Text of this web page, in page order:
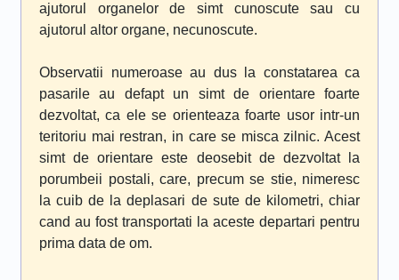
ajutorul organelor de simt cunoscute sau cu
ajutorul altor organe, necunoscute.
Observatii numeroase au dus la constatarea ca
pasarile au defapt un simt de orientare foarte
dezvoltat, ca ele se orienteaza foarte usor intr-un
teritoriu mai restran, in care se misca zilnic. Acest
simt de orientare este deosebit de dezvoltat la
porumbeii postali, care, precum se stie, nimeresc
la cuib de la deplasari de sute de kilometri, chiar
cand au fost transportati la aceste departari pentru
prima data de om.